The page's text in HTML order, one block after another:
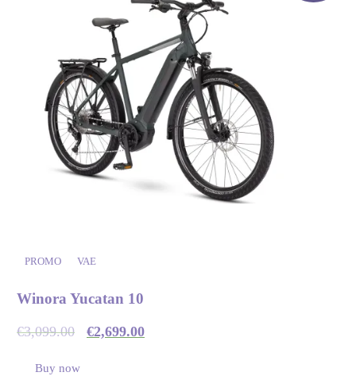
PROMO VAE
Winora Yucatan 10
€3,099.00 €2,699.00
Buy now